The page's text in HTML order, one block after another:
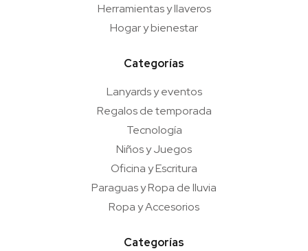
Herramientas y llaveros
Hogar y bienestar
Categorías
Lanyards y eventos
Regalos de temporada
Tecnología
Niños y Juegos
Oficina y Escritura
Paraguas y Ropa de lluvia
Ropa y Accesorios
Categorías